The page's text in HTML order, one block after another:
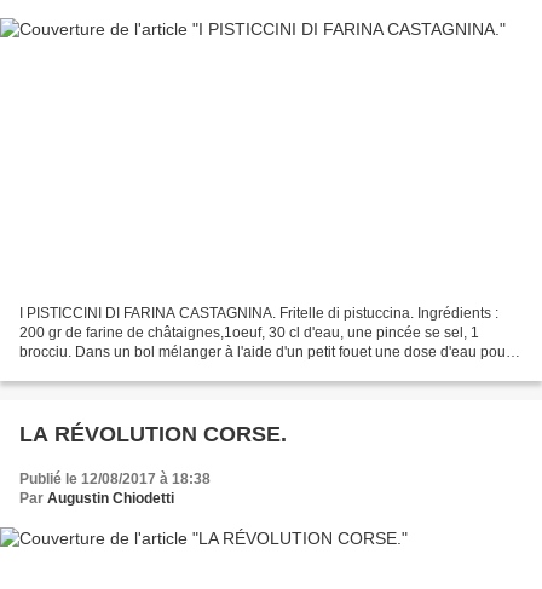
I PISTICCINI DI FARINA CASTAGNINA. Fritelle di pistuccina. Ingrédients :
200 gr de farine de châtaignes,1oeuf, 30 cl d'eau, une pincée se sel, 1
brocciu. Dans un bol mélanger à l'aide d'un petit fouet une dose d'eau pour 1
LA RÉVOLUTION CORSE.
Publié le 12/08/2017 à 18:38
Par Augustin Chiodetti